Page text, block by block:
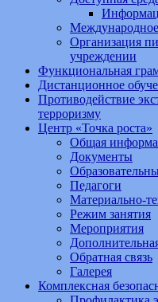
Международное
Организация
учреждении
Функциональная
Дистанционное
Противодействие
терроризму
Центр «Точка роста»
Общая
Документы
Педагоги
Материально-
Режим занятия
Мероприятия
Обратная связь
Галерея
Комплексная